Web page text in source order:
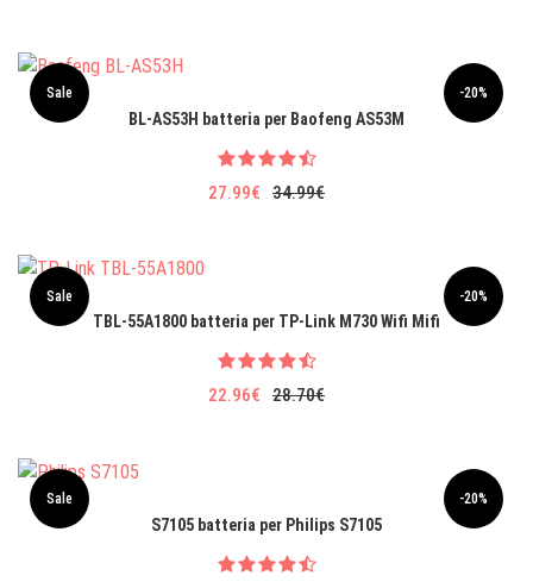
Sale -20%
BL-AS53H batteria per Baofeng AS53M
27.99€ 34.99€
Sale -20%
TBL-55A1800 batteria per TP-Link M730 Wifi Mifi
22.96€ 28.70€
Sale -20%
S7105 batteria per Philips S7105